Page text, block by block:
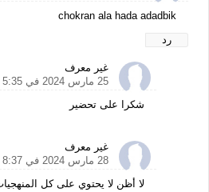
chokran ala hada adadbik
رد
غير معرف
25 مارس 2024 في 5:35 م
شكرا على تحضير
غير معرف
28 مارس 2024 في 8:37 م
لا أظن لا يحتوي على كل